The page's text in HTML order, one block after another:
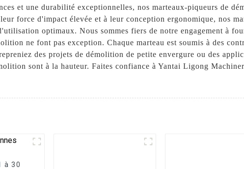
et une durabilité exceptionnelles, nos marteaux-piqueurs de
force d'impact élevée et à leur conception ergonomique, nos
optimaux. Nous sommes fiers de notre engagement à
ne font pas exception. Chaque marteau est soumis à des
des projets de démolition de petite envergure ou des
sont à la hauteur. Faites confiance à Yantai Ligong
à 30